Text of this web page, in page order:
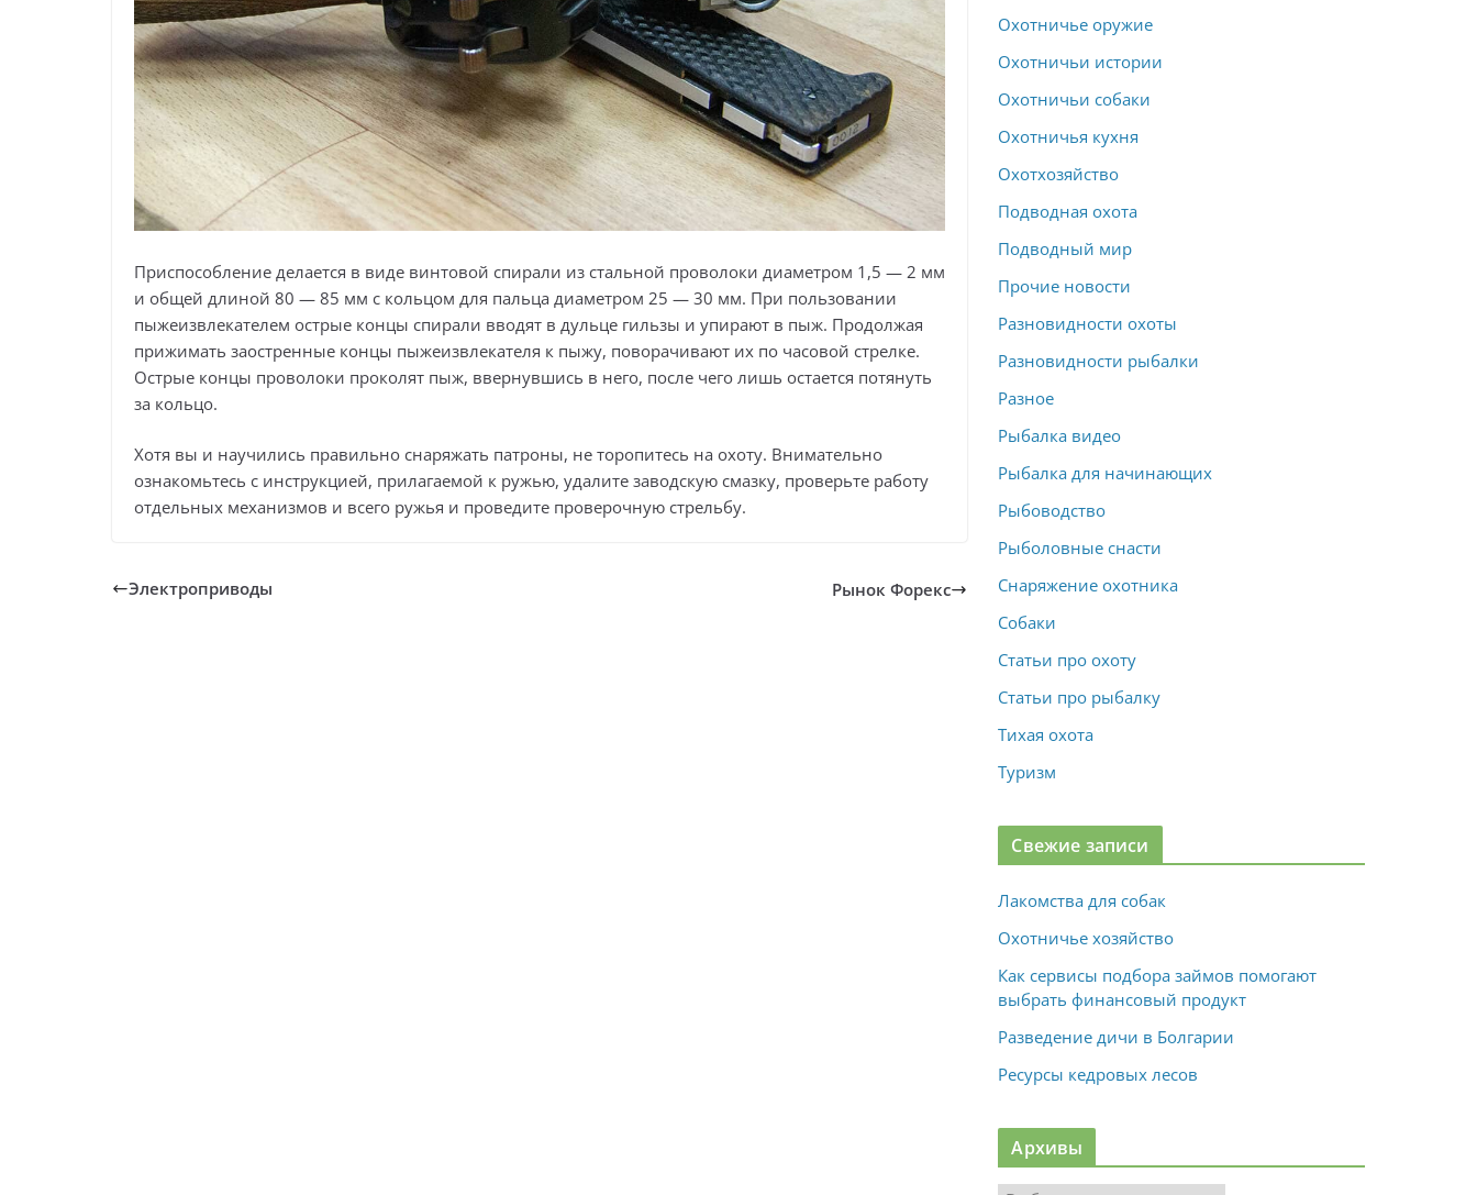
Приспособление делается в виде винтовой спирали из стальной проволоки диаметром 1,5 — 2 мм
и общей длиной 80 — 85 мм с кольцом для пальца диаметром 25 — 30 мм. При пользовании
пыжеизвлекателем острые концы спирали вводят в дульце гильзы и упирают в пыж. Продолжая
прижимать заостренные концы пыжеизвлекателя к пыжу, поворачивают их по часовой стрелке.
Острые концы проволоки проколят пыж, ввернувшись в него, после чего лишь остается потянуть
за кольцо.
Хотя вы и научились правильно снаряжать патроны, не торопитесь на охоту. Внимательно
ознакомьтесь с инструкцией, прилагаемой к ружью, удалите заводскую смазку, проверьте работу
отдельных механизмов и всего ружья и проведите проверочную стрельбу.
Электроприводы Рынок Форекс
Охотничье оружие
Охотничьи истории
Охотничьи собаки
Охотничья кухня
Охотхозяйство
Подводная охота
Подводный мир
Прочие новости
Разновидности охоты
Разновидности рыбалки
Разное
Рыбалка видео
Рыбалка для начинающих
Рыбоводство
Рыболовные снасти
Снаряжение охотника
Собаки
Статьи про охоту
Статьи про рыбалку
Тихая охота
Туризм
Свежие записи
Лакомства для собак
Охотничье хозяйство
Как сервисы подбора займов помогают
выбрать финансовый продукт
Разведение дичи в Болгарии
Ресурсы кедровых лесов
Архивы